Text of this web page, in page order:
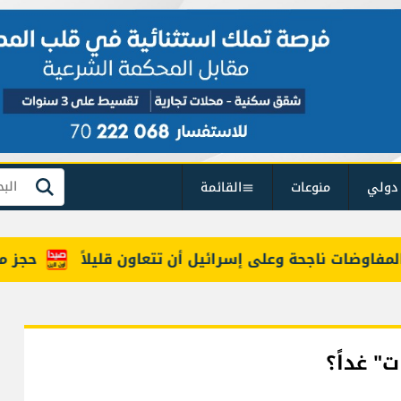
منوعات القائمة بحث
حجز ناجحة وعلى إسرائيل أن تتعاون قليلاً
غداً؟